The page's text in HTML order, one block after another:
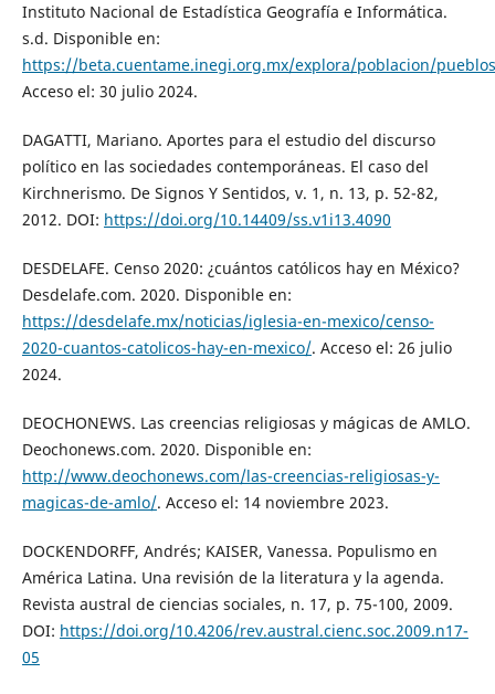
Instituto Nacional de Estadística Geografía e Informática.
s.d. Disponible en:
https://beta.cuentame.inegi.org.mx/explora/poblacion/
Acceso el: 30 julio 2024.
DAGATTI, Mariano. Aportes para el estudio del discurso
político en las sociedades contemporáneas. El caso del
Kirchnerismo. De Signos Y Sentidos, v. 1, n. 13, p. 52-82,
2012. DOI: https://doi.org/10.14409/ss.v1i13.4090
DESDELAFE. Censo 2020: ¿cuántos católicos hay en México?
Desdelafe.com. 2020. Disponible en:
https://desdelafe.mx/noticias/iglesia-en-mexico/censo-
2020-cuantos-catolicos-hay-en-mexico/. Acceso el: 26 julio
2024.
DEOCHONEWS. Las creencias religiosas y mágicas de AMLO.
Deochonews.com. 2020. Disponible en:
http://www.deochonews.com/las-creencias-religiosas-y-
magicas-de-amlo/. Acceso el: 14 noviembre 2023.
DOCKENDORFF, Andrés; KAISER, Vanessa. Populismo en
América Latina. Una revisión de la literatura y la agenda.
Revista austral de ciencias sociales, n. 17, p. 75-100, 2009.
DOI: https://doi.org/10.4206/rev.austral.cienc.soc.2009.n17-
05